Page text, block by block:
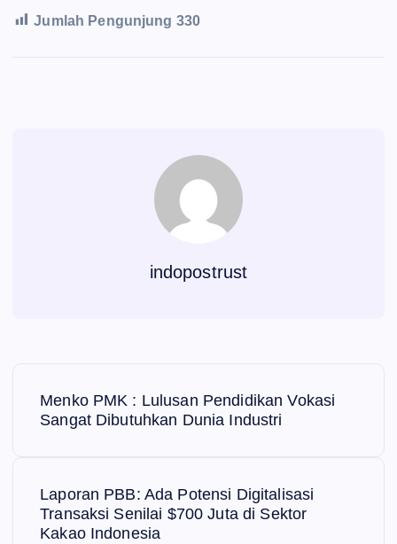
Jumlah Pengunjung 330
indopostrust
Menko PMK : Lulusan Pendidikan Vokasi
Sangat Dibutuhkan Dunia Industri
Laporan PBB: Ada Potensi Digitalisasi
Transaksi Senilai $700 Juta di Sektor
Kakao Indonesia